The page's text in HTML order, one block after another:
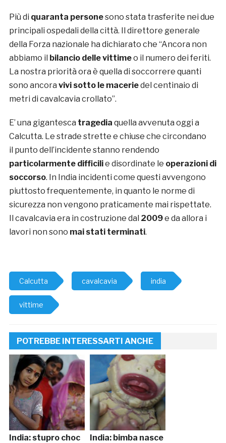
Più di quaranta personesono stata trasferite nei due
principali ospedali della città. Il direttore generale
della Forza nazionale ha dichiarato che “Ancora non
abbiamo il bilancio delle vittimeo il numero dei feriti.
La nostra priorità ora è quella di soccorrere quanti
sono ancora vivi sotto le maceriedel centinaio di
metri di cavalcavia crollato”.
E’ una gigantesca tragedia quella avvenuta oggi a
Calcutta. Le strade strette e chiuse che circondano
il punto dell’incidente stanno rendendo
particolarmente difficilie disordinate le operazioni di
soccorso. In India incidenti come questi avvengono
piuttosto frequentemente, in quanto le norme di
sicurezza non vengono praticamente mai rispettate.
Il cavalcavia era in costruzione dal 2009e da allora i
lavori non sono mai stati terminati.
Calcutta cavalcavia india
vittime
POTREBBE INTERESSARTI ANCHE
India: stupro choc India: bimba nasce